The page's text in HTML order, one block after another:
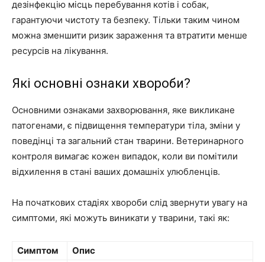
дезінфекцію місць перебування котів і собак,
гарантуючи чистоту та безпеку. Тільки таким чином
можна зменшити ризик зараження та втратити менше
ресурсів на лікування.
Які основні ознаки хвороби?
Основними ознаками захворювання, яке викликане
патогенами, є підвищення температури тіла, зміни у
поведінці та загальний стан тварини. Ветеринарного
контроля вимагає кожен випадок, коли ви помітили
відхилення в стані ваших домашніх улюбленців.
На початкових стадіях хвороби слід звернути увагу на
симптоми, які можуть виникати у тварини, такі як:
Симптом
Опис